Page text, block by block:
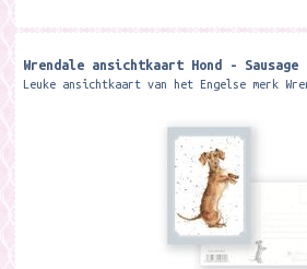
Wrendale ansichtkaart Hond - Sausage
Leuke ansichtkaart van het Engelse merk